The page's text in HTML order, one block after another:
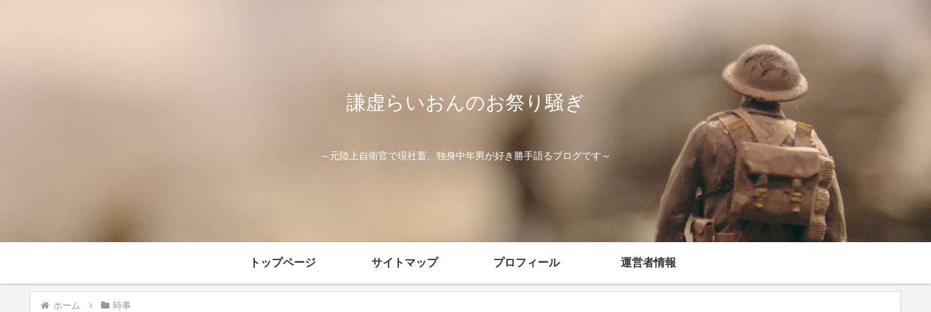
謙虚らいおんのお祭り騒ぎ
～元陸上自衛官で現社畜、独身中年男が好き勝手語るブログです～
トップページ サイトマップ プロフィール 運営者情報
ホーム 時事